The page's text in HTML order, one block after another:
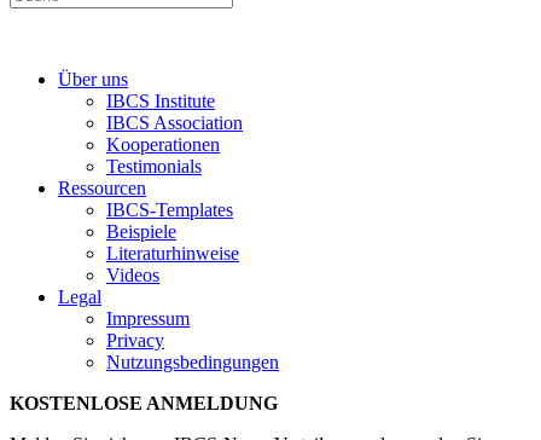
Über uns
IBCS Institute
IBCS Association
Kooperationen
Testimonials
Ressourcen
IBCS-Templates
Beispiele
Literaturhinweise
Videos
Legal
Impressum
Privacy
Nutzungsbedingungen
KOSTENLOSE ANMELDUNG